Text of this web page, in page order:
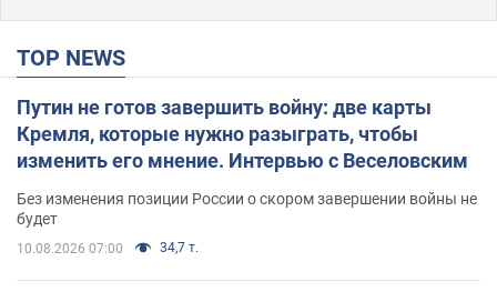
TOP NEWS
Путин не готов завершить войну: две карты
Кремля, которые нужно разыграть, чтобы
изменить его мнение. Интервью с Веселовским
Без изменения позиции России о скором завершении войны не
будет
10.08.2026 07:00 34,7 т.